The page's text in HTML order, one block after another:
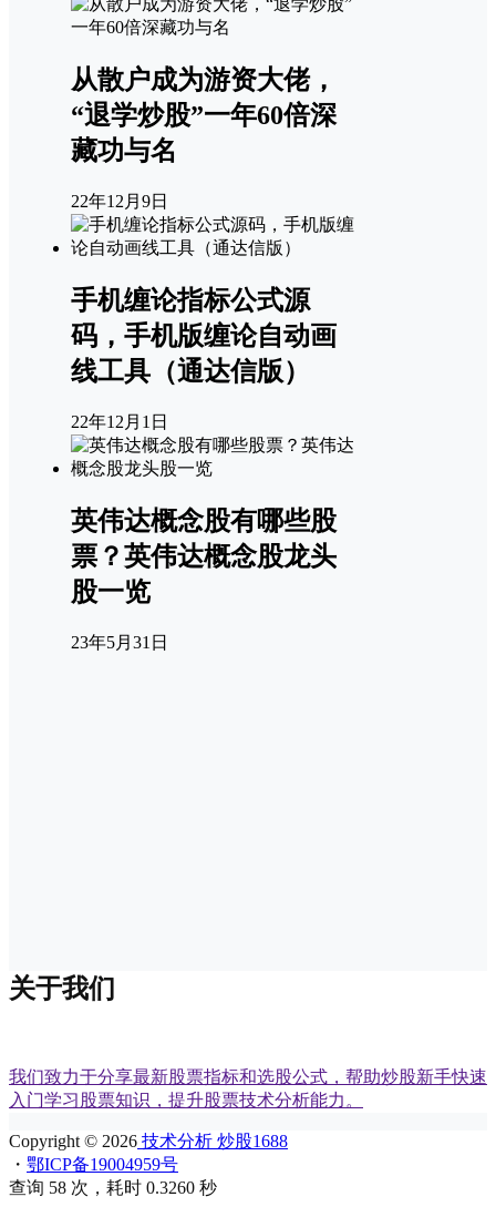
从散户成为游资大佬，
“退学炒股”一年60倍深
藏功与名
22年12月9日
手机缠论指标公式源
码，手机版缠论自动画
线工具（通达信版）
22年12月1日
英伟达概念股有哪些股
票？英伟达概念股龙头
股一览
23年5月31日
关于我们
我们致力于分享最新股票指标和选股公式，帮助炒股新手快速
入门学习股票知识，提升股票技术分析能力。
Copyright © 2026 技术分析 炒股1688
・ 鄂ICP备19004959号
查询 58 次，耗时 0.3260 秒